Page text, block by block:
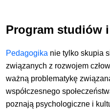
Program studiów
Pedagogika nie tylko skupia
związanych z rozwojem
ważną problematykę
współczesnego
poznają psychologiczne i